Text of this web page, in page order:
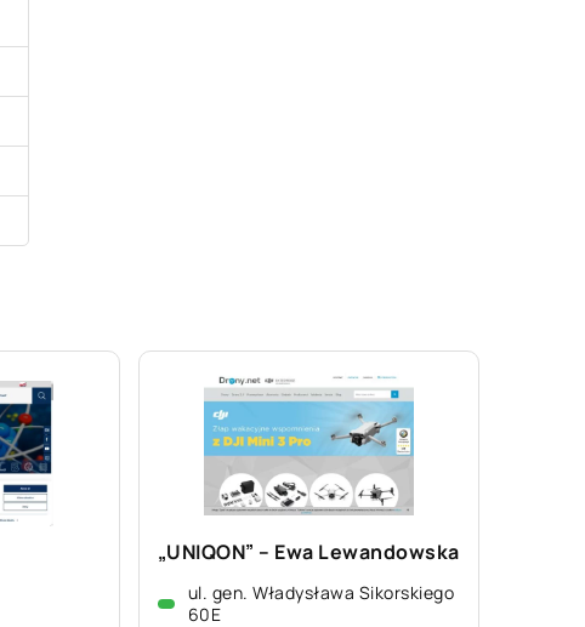
„UNIQON” – Ewa Lewandowska
ul. gen. Władysława Sikorskiego
60E